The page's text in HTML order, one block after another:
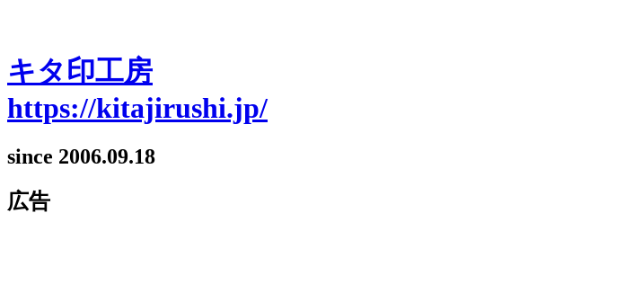
キタ印工房
https://kitajirushi.jp/
since 2006.09.18
広告